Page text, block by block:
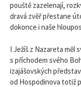
pouště zazelenají,
dravá zvěř přestane
dokonce i naše
I Ježíš z Nazareta měl
s příchodem svého
izajášovských
od Hospodinova totiž